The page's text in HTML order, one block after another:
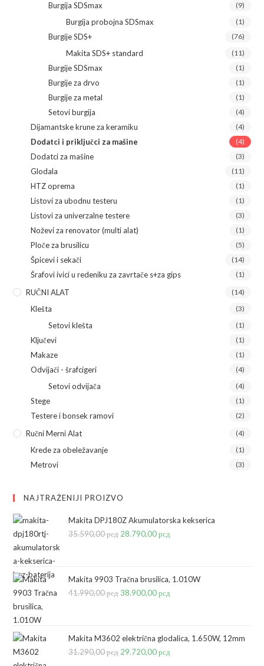
Burgija SDSmax (9)
Burgija probojna SDSmax (1)
Burgije SDS+ (76)
Makita SDS+ standard (11)
Burgije SDSmax (1)
Burgije za drvo (1)
Burgije za metal (1)
Setovi burgija (4)
Dijamantske krune za keramiku (4)
Dodatci i priključci za mašine (4)
Dodatci za mašine (3)
Glodala (11)
HTZ oprema (1)
Listovi za ubodnu testeru (1)
Listovi za univerzalne testere (3)
Noževi za renovator (multi alat) (1)
Ploče za brusilicu (5)
Špicevi i sekači (14)
Šrafovi ivici u redeniku za zavrtače s+za gips (1)
RUČNI ALAT (14)
Klešta (3)
Setovi klešta (1)
Ključevi (1)
Makaze (1)
Odvijači - šrafcigeri (4)
Setovi odvijača (4)
Stege (1)
Testere i bonsek ramovi (2)
Ručni Merni Alat (4)
Krede za obeležavanje (1)
Metrovi (3)
NAJTRAŽENIJI PROIZVO
Makita DPJ180Z Akumulatorska kekserica
35.590,00рсд Originalna
bila:
35.590,00 рсд.
28.790,00рсд
28.790,00 рсд.
Makita 9903 Tračna brusilica, 1.010W
41.990,00рсд Originalna
bila:
41.990,00 рсд.
38.900,00рсд
38.900,00 рсд.
Makita M3602 električna glodalica, 1.650W, 12mm
31.290,00рсд Originalna
29.720,00рсд